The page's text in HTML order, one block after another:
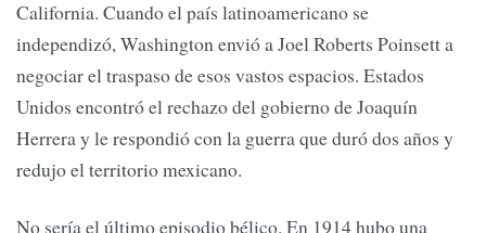
California. Cuando el país latinoamericano se
independizó, Washington envió a Joel Roberts Poinsett a
negociar el traspaso de esos vastos espacios. Estados
Unidos encontró el rechazo del gobierno de Joaquín
Herrera y le respondió con la guerra que duró dos años y
redujo el territorio mexicano.
No sería el último episodio bélico. En 1914 hubo una